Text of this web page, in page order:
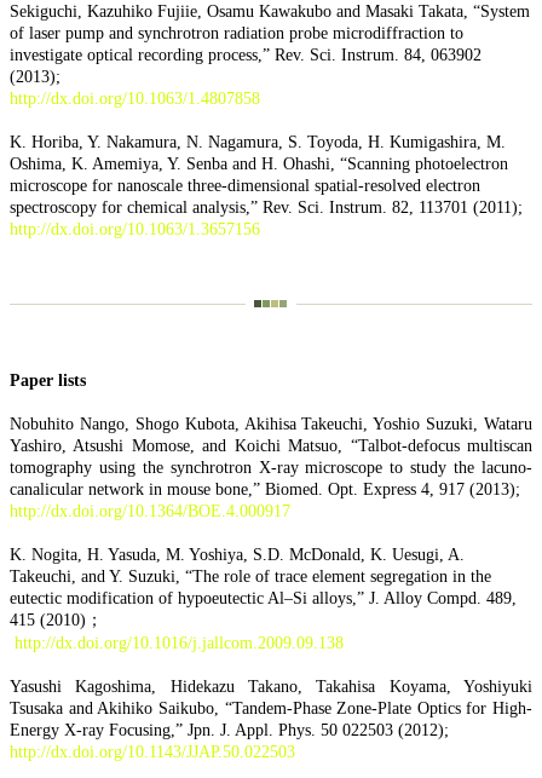
Sekiguchi, Kazuhiko Fujiie, Osamu Kawakubo and Masaki Takata, “System
of laser pump and synchrotron radiation probe microdiffraction to
investigate optical recording process,” Rev. Sci. Instrum. 84, 063902
(2013);
http://dx.doi.org/10.1063/1.4807858
K. Horiba, Y. Nakamura, N. Nagamura, S. Toyoda, H. Kumigashira, M.
Oshima, K. Amemiya, Y. Senba and H. Ohashi, “Scanning photoelectron
microscope for nanoscale three-dimensional spatial-resolved electron
spectroscopy for chemical analysis,” Rev. Sci. Instrum. 82, 113701 (2011);
http://dx.doi.org/10.1063/1.3657156
Paper lists
Nobuhito Nango, Shogo Kubota, Akihisa Takeuchi, Yoshio Suzuki, Wataru
Yashiro, Atsushi Momose, and Koichi Matsuo, “Talbot-defocus multiscan
tomography using the synchrotron X-ray microscope to study the lacuno-
canalicular network in mouse bone,” Biomed. Opt. Express 4, 917 (2013);
http://dx.doi.org/10.1364/BOE.4.000917
K. Nogita, H. Yasuda, M. Yoshiya, S.D. McDonald, K. Uesugi, A.
Takeuchi, and Y. Suzuki, “The role of trace element segregation in the
eutectic modification of hypoeutectic Al–Si alloys,” J. Alloy Compd. 489,
415 (2010)；
http://dx.doi.org/10.1016/j.jallcom.2009.09.138
Yasushi Kagoshima, Hidekazu Takano, Takahisa Koyama, Yoshiyuki
Tsusaka and Akihiko Saikubo, “Tandem-Phase Zone-Plate Optics for High-
Energy X-ray Focusing,” Jpn. J. Appl. Phys. 50 022503 (2012);
http://dx.doi.org/10.1143/JJAP.50.022503